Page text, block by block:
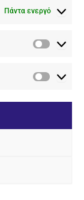
Πάντα ενεργό
Βουλιαγμένης